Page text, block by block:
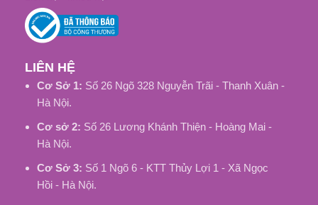
LIÊN HỆ
Cơ Sở 1: Số 26 Ngõ 328 Nguyễn Trãi - Thanh Xuân -
Hà Nội.
Cơ sở 2: Số 26 Lương Khánh Thiện - Hoàng Mai -
Hà Nội.
Cơ Sở 3: Số 1 Ngõ 6 - KTT Thủy Lợi 1 - Xã Ngọc
Hồi - Hà Nội.